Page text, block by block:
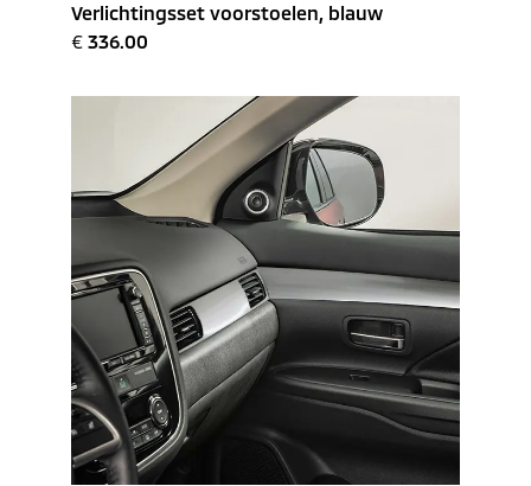
Verlichtingsset voorstoelen, blauw
€ 336.00